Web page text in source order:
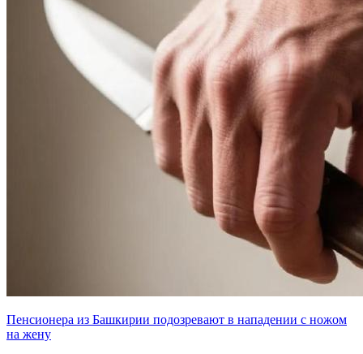
Пенсионера из Башкирии подозревают в нападении с ножом
на жену